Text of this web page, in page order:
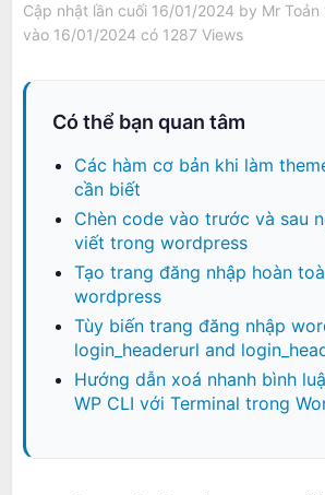
Cập nhật lần cuối 16/01/2024 by Mr Toản
vào 16/01/2024 có 1287 Views
Có thể bạn quan tâm
Các hàm cơ bản khi làm
cần biết
Chèn code vào trước và sau
viết trong wordpress
Tạo trang đăng nhập hoàn
wordpress
Tùy biến trang đăng nhập
login_headerurl and
Hướng dẫn xoá nhanh bình
WP CLI với Terminal trong